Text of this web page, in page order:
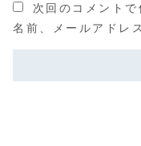
次回のコメント
名前、メールアドレ